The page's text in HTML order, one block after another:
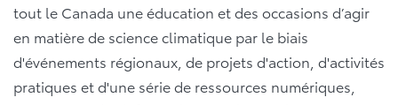
tout le Canada une éducation et des occasions d’agir
en matière de science climatique par le biais
d'événements régionaux, de projets d'action, d'activités
pratiques et d'une série de ressources numériques,